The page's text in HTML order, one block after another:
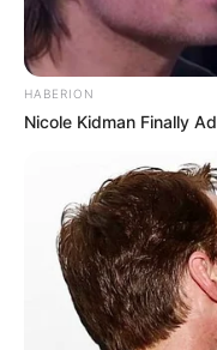
Motos e
passo a
seletivo
HABERION
Nicole Kidman Finally